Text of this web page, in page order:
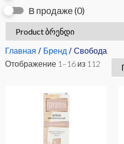
В продаже(0)
Главная / Бренд / Свобода
Отображение 1–16 из 112